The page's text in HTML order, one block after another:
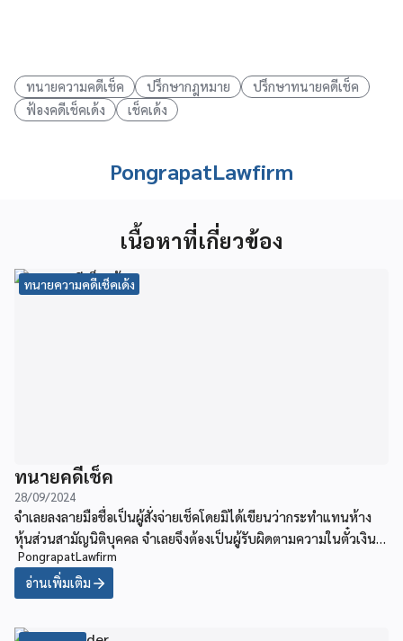
ทนายความคดีเช็ค ปรึกษากฎหมาย
ปรึกษาทนายคดีเช็ค
ฟ้องคดีเช็คเด้ง
เช็คเด้ง
PongrapatLawfirm
เนื้อหาที่เกี่ยวข้อง
ทนายความคดีเช็คเด้ง
ทนายคดีเช็ค
28/09/2024
จำเลยลงลายมือชื่อเป็นผู้สั่งจ่ายเช็คโดยมิได้เขียนว่ากระทำแทนห้าง
หุ้นส่วนสามัญนิติบุคคล จำเลยจึงต้องเป็นผู้รับผิดตามความในตั๋วเงิน
ตามประมวลกฎหมายแพ่งหรือไม่
PongrapatLawfirm
อ่านเพิ่มเติม